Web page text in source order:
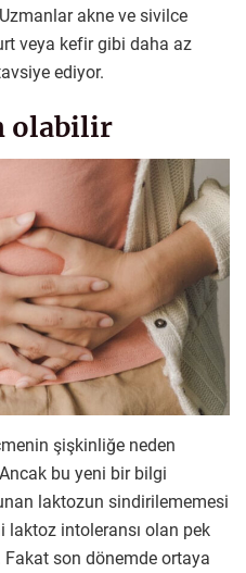
akne ve sivilce
veya kefir gibi daha az
ediyor.
olabilir
şişkinliğe neden
bu yeni bir bilgi
laktozun sindirilememesi
laktoz intoleransı olan pek
son dönemde ortaya